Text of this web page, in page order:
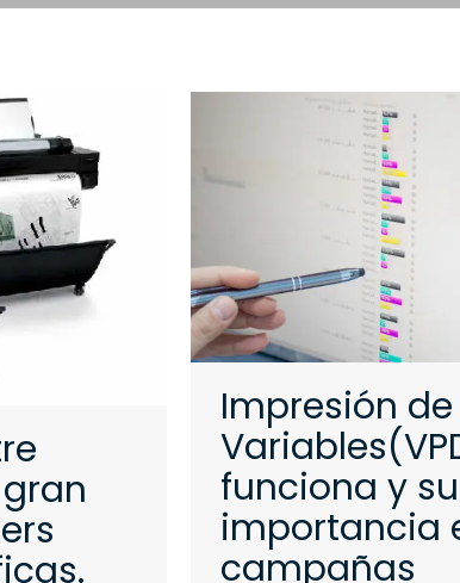
Impresión
funciona y su
importancia
campañas